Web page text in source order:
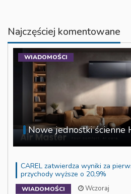
Najczęściej komentowane
Nowe jednostki ścienne
WIADOMOŚCI
CAREL zatwierdza wyniki za
przychody wyższe o 20,9%
WIADOMOŚCI Wczoraj